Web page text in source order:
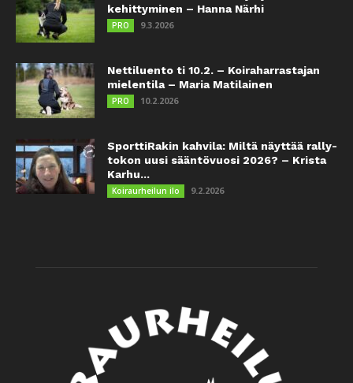
kehittyminen – Hanna Närhi
PRO 9.3.2026
Nettiluento ti 10.2. – Koiraharrastajan
mielentila – Maria Matilainen
PRO 10.2.2026
SporttiRakin kahvila: Miltä näyttää rally-
tokon uusi sääntövuosi 2026? – Krista
Karhu...
Koiraurheilun ilo 9.2.2026